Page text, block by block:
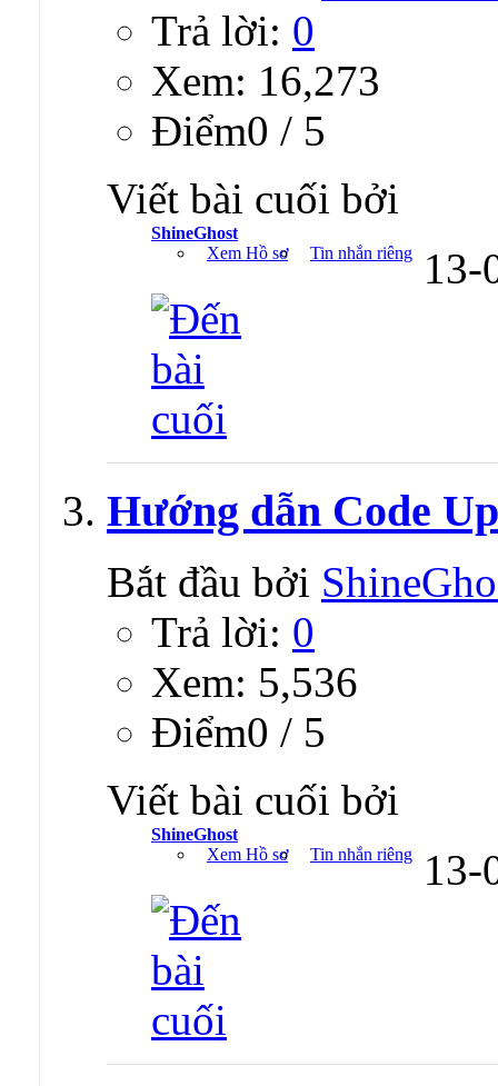
Trả lời: 0
Xem: 16,273
Ðiểm0 / 5
Viết bài cuối bởi
ShineGhost
Xem Hồ sơ
Tin nhắn riêng
Hướng dẫn Code
Bắt đầu bởi
Trả lời: 0
Xem: 5,536
Ðiểm0 / 5
Viết bài cuối bởi
ShineGhost
Xem Hồ sơ
Tin nhắn riêng